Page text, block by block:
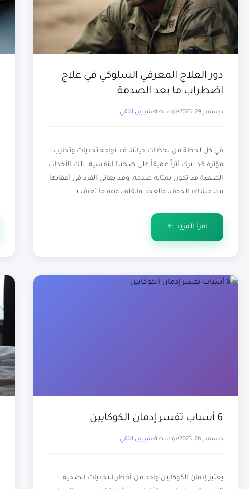
دور العلاج المعرفي السلوكي في علاج
اضطراب ما بعد الصدمة
ديسمبر 29, 2023 بواسطة:شيرين التقي
في كل لحظة من لحظات حياتنا، قد نواجه تحديات وتجارب
مؤثرة قد تترك أثراً عميقاً على صحتنا النفسية. تلك الأحداث
الصعبة قد تكون بمثابة صدمة، وقد يعاني الفرد في أعقابها
من مشاعر الخوف، والعجز، والقلق، وهو ما يُعرف بـ
فقد تكون نتيجة حوادث مروعة، أو فقدان أحباء، […]
اقرأ المزيد ←
6 أسباب تفسر إدمان الكوكايين
ديسمبر 26, 2023 بواسطة:شيرين التقي
يعتبر إدمان الكوكايين واحد من أخطر التحديات الصحية